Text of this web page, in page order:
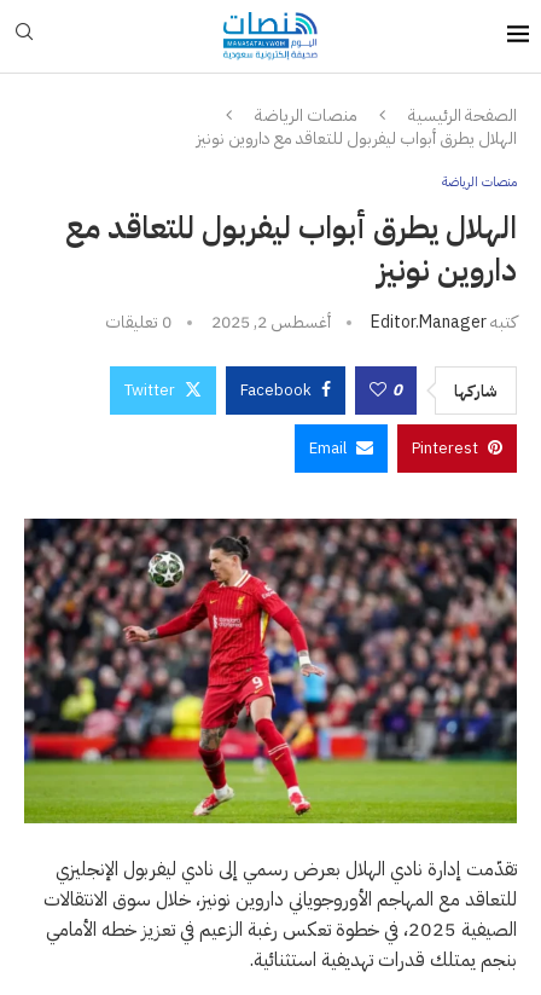
الصفحة الرئيسية
منصات الرياضة
الهلال يطرق أبواب ليفربول للتعاقد مع داروين نونيز
منصات الرياضة
الهلال يطرق أبواب ليفربول للتعاقد مع
داروين نونيز
كتبهEditor.manager أغسطس 2, 2025 0 تعليقات
شاركها 0
Facebook
Twitter
Pinterest
Email
تقدّمت إدارة نادي الهلال بعرض رسمي إلى نادي ليفربول الإنجليزي
للتعاقد مع المهاجم الأوروجوياني داروين نونيز، خلال سوق الانتقالات
الصيفية 2025، في خطوة تعكس رغبة الزعيم في تعزيز خطه الأمامي
بنجم يمتلك قدرات تهديفية استثنائية.